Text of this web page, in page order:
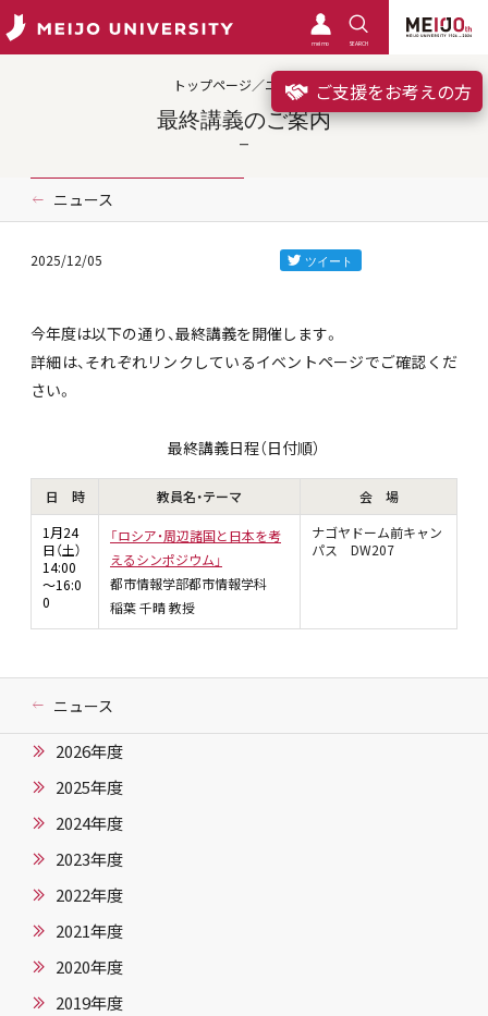
meimo SEARCH
ご支援をお考えの方
トップページ／ニュース
最終講義のご案内
ニュース
2025/12/05
今年度は以下の通り、最終講義を開催します。
詳細は、それぞれリンクしているイベントページでご確認くだ
さい。
最終講義日程（日付順）
日 時 教員名・テーマ
会 場
1月24
日（土）
14:00
～16:0
0
「ロシア・周辺諸国と日本を考
えるシンポジウム」
都市情報学部都市情報学科
稲葉 千晴 教授
ナゴヤドーム前キャン
パス DW207
ニュース
2026年度
2025年度
2024年度
2023年度
2022年度
2021年度
2020年度
2019年度